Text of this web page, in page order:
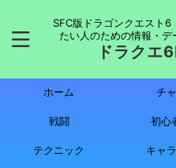
SFC版ドラゴンクエスト6
たい人のための情報・デ
ドラクエ
ホーム チ
戦闘 初心
テクニック キャ